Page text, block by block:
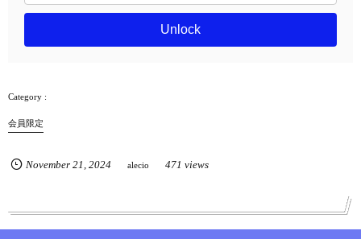
Unlock
会員限定
November 21 2024 alecio 471 views